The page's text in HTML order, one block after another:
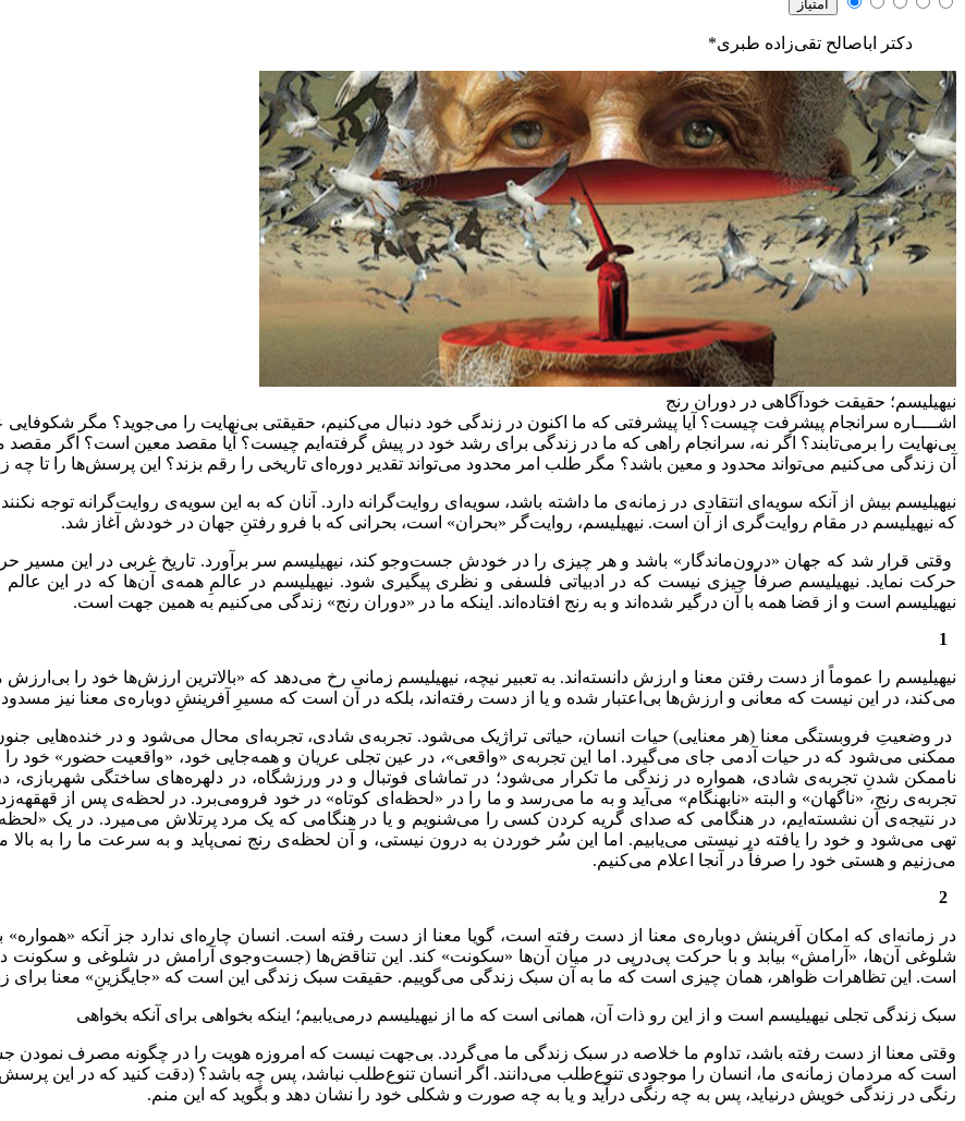
دکتر اباصالح تقی‌زاده طبری*
نیهیلیسم؛ حقیقت خودآگاهی در دوران رنج
اشــــاره سرانجام پیشرفت چیست؟ آیا پیشرفتی که ما اکنون در زندگی خود دنبال می‌کنیم، حقیقتی بی‌نهایت را می‌جوید؟ مگر شکوفایی
بی‌نهایت را برمی‌تابند؟ اگر نه، سرانجام راهی که ما در زندگی برای رشد خود در پیش گرفته‌ایم چیست؟ آیا مقصد معین است؟ اگر
آن زندگی می‌کنیم می‌تواند محدود و معین باشد؟ مگر طلب امر محدود می‌تواند تقدیر دوره‌ای تاریخی را رقم بزند؟ این پرسش‌ها را تا چه
نیهیلیسم بیش از آنکه سویه‌ای انتقادی در زمانه‌ی ما داشته باشد، سویه‌ای روایت‌گرانه دارد. آنان که به این سویه‌ی روایت‌گرانه توجه
که نیهیلیسم در مقام روایت‌گری از آن است. نیهیلیسم، روایت‌گر «بحران» است، بحرانی که با فرو رفتنِ جهان در خودش آغاز شد.
وقتی قرار شد که جهان «درون‌ماندگار» باشد و هر چیزی را در خودش جست‌وجو کند، نیهیلیسم سر برآورد. تاریخ غربی در این مسیر
حرکت نماید. نیهیلیسم صرفاً چیزی نیست که در ادبیاتی فلسفی و نظری پیگیری شود. نیهیلیسم در عالمِ همه‌ی آن‌ها که در این
نیهیلیسم است و از قضا همه با آن درگیر شده‌اند و به رنج افتاده‌اند. اینکه ما در «دوران رنج» زندگی می‌کنیم به همین جهت است.
نیهیلیسم را عموماً از دست رفتن معنا و ارزش دانسته‌اند. به تعبیر نیچه، نیهیلیسم زمانی رخ می‌دهد که «بالاترین ارزش‌ها خود را بی‌ارزش
می‌کند، در این نیست که معانی و ارزش‌ها بی‌اعتبار شده و یا از دست رفته‌اند، بلکه در آن است که مسیرِ آفرینشِ دوباره‌ی معنا نیز
در وضعیتِ فروبستگی معنا (هر معنایی) حیات انسان، حیاتی تراژیک می‌شود. تجربه‌ی شادی، تجربه‌ای محال می‌شود و در خنده‌هایی
ممکنی می‌شود که در حیات آدمی جای می‌گیرد. اما این تجربه‌ی «واقعی»، در عین تجلی عریان و همه‌جایی خود، «واقعیت حضور» خود را
ناممکن شدنِ تجربه‌ی شادی، همواره در زندگی ما تکرار می‌شود؛ در تماشای فوتبال و در ورزشگاه، در دلهره‌های ساختگی شهربازی،
تجربه‌ی رنج، «ناگهان» و البته «نابهنگام» می‌آید و به ما می‌رسد و ما را در «لحظه‌ای کوتاه» در خود فرومی‌برد. در لحظه‌ی پس از
در نتیجه‌‌ی آن نشسته‌ایم، در هنگامی که صدای گریه کردن کسی را می‌شنویم و یا در هنگامی که یک مرد پرتلاش می‌میرد. در یک
تهی می‌شود و خود را یافته در نیستی می‌یابیم. اما این سُر خوردن به درون نیستی، و آن لحظه‌ی رنج نمی‌پاید و به سرعت ما را به بالا
می‌زنیم و هستی خود را صرفاً در آنجا اعلام می‌کنیم.
در زمانه‌ای که امکان آفرینش دوباره‌ی معنا از دست رفته است، گویا معنا از دست رفته است. انسان چاره‌ای ندارد جز آنکه «همواره» به
شلوغی آن‌ها، «آرامش» بیابد و با حرکت پی‌درپی در میان آن‌ها «سکونت» کند. این تناقض‌ها (جست‌وجوی آرامش در شلوغی و سکونت
است. این تظاهرات ظواهر، همان چیزی است که ما به آن سبک زندگی می‌گوییم. حقیقت سبک زندگی این است که «جایگزینِ» معنا برای
سبک زندگی تجلی نیهیلیسم است و از این رو ذات آن، همانی است که ما از نیهیلیسم درمی‌یابیم؛ اینکه بخواهی برای آنکه بخواهی
وقتی معنا از دست رفته باشد، تداوم ما خلاصه در سبک زندگی ما می‌گردد. بی‌جهت نیست که امروزه هویت را در چگونه مصرف
است که مردمان زمانه‌ی ما، انسان را موجودی تنوع‌طلب می‌دانند. اگر انسان تنوع‌طلب نباشد، پس چه باشد؟ (دقت کنید که در این
رنگی در زندگی خویش درنیاید، پس به چه رنگی درآید و یا به چه صورت و شکلی خود را نشان دهد و بگوید که این منم.